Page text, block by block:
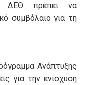
ΔΕΘ πρέπει να
συμβόλαιο για τη
Ανάπτυξης
για την ενίσχυση